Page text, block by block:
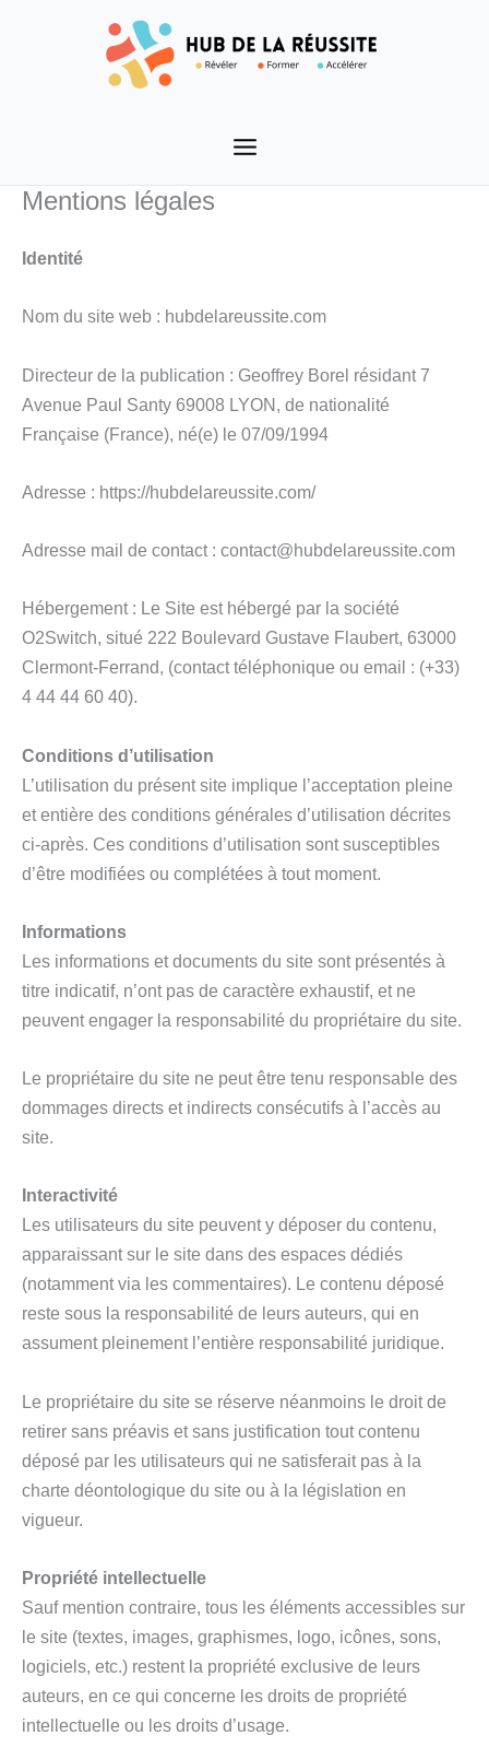
Mentions légales
Identité
Nom du site web : hubdelareussite.com
Directeur de la publication : Geoffrey Borel résidant 7
Avenue Paul Santy 69008 LYON, de nationalité
Française (France), né(e) le 07/09/1994
Adresse : https://hubdelareussite.com/
Adresse mail de contact : contact@hubdelareussite.com
Hébergement : Le Site est hébergé par la société
O2Switch, situé 222 Boulevard Gustave Flaubert, 63000
Clermont-Ferrand, (contact téléphonique ou email : (+33)
4 44 44 60 40).
Conditions d’utilisation
L’utilisation du présent site implique l’acceptation pleine
et entière des conditions générales d’utilisation décrites
ci-après. Ces conditions d’utilisation sont susceptibles
d’être modifiées ou complétées à tout moment.
Informations
Les informations et documents du site sont présentés à
titre indicatif, n’ont pas de caractère exhaustif, et ne
peuvent engager la responsabilité du propriétaire du site.
Le propriétaire du site ne peut être tenu responsable des
dommages directs et indirects consécutifs à l’accès au
site.
Interactivité
Les utilisateurs du site peuvent y déposer du contenu,
apparaissant sur le site dans des espaces dédiés
(notamment via les commentaires). Le contenu déposé
reste sous la responsabilité de leurs auteurs, qui en
assument pleinement l’entière responsabilité juridique.
Le propriétaire du site se réserve néanmoins le droit de
retirer sans préavis et sans justification tout contenu
déposé par les utilisateurs qui ne satisferait pas à la
charte déontologique du site ou à la législation en
vigueur.
Propriété intellectuelle
Sauf mention contraire, tous les éléments accessibles sur
le site (textes, images, graphismes, logo, icônes, sons,
logiciels, etc.) restent la propriété exclusive de leurs
auteurs, en ce qui concerne les droits de propriété
intellectuelle ou les droits d’usage.